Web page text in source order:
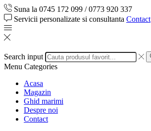
Suna la 0745 172 099 / 0773 920 337
Servicii personalizate si consultanta Contact
Search input
Menu Categories
Acasa
Magazin
Ghid marimi
Despre noi
Contact